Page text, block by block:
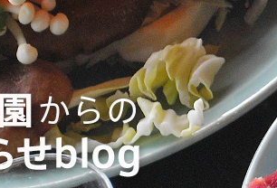
らのお知らせブログ
らせです